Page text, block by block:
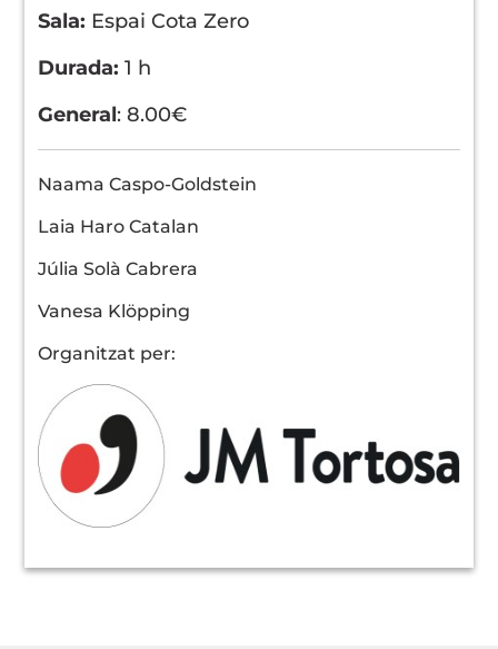
Sala: Espai Cota Zero
Durada:1 h
General: 8.00€
Naama Caspo-Goldstein
Laia Haro Catalan
Júlia Solà Cabrera
Vanesa Klöpping
Organitzat per: